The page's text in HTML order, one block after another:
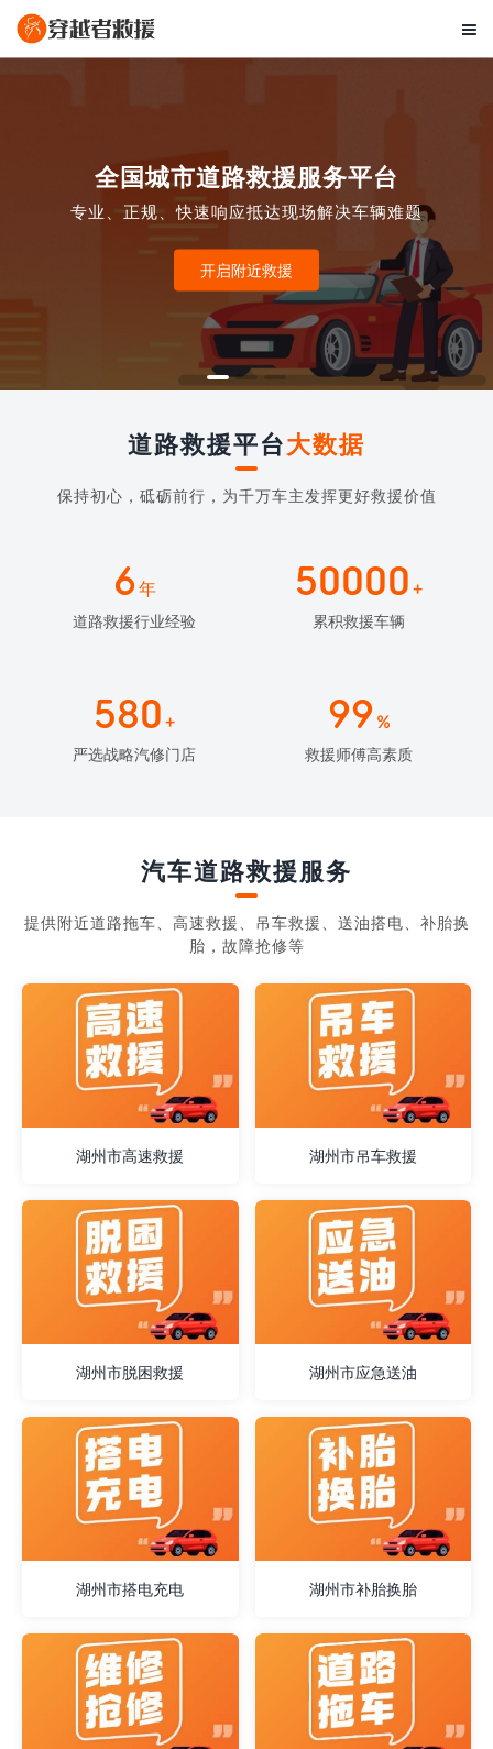

全国城市道路救援服务平台
专业、正规、快速响应抵达现场解决车辆难题
开启附近救援
道路救援平台大数据
保持初心，砥砺前行，为千万车主发挥更好救援价值
6年
道路救援行业经验
50000 +
累积救援车辆
580 +
严选战略汽修门店
99 %
救援师傅高素质
汽车道路救援服务
提供附近道路拖车、高速救援、吊车救援、送油搭电、补胎换
胎，故障抢修等
湖州市高速救援 湖州市吊车救援
湖州市脱困救援 湖州市应急送油
湖州市搭电充电 湖州市补胎换胎